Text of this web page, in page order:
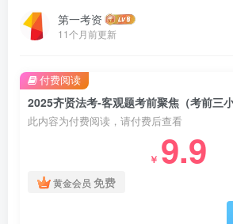
第一考资
11个月前更新
此内容为付费阅读，请付费后查看
￥ 9.9
黄金会员 免费
付费阅读